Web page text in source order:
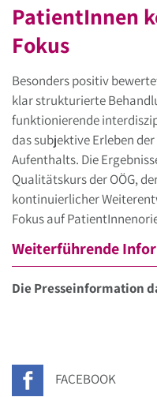
PatientInnen
Fokus
Besonders positiv
klar strukturierte
funktionierende
das subjektive Erleben
Aufenthalts. Die
Qualitätskurs der OÖG,
kontinuierlicher
Fokus auf
Weiterführende
Die Presseinformation
FACEBOOK